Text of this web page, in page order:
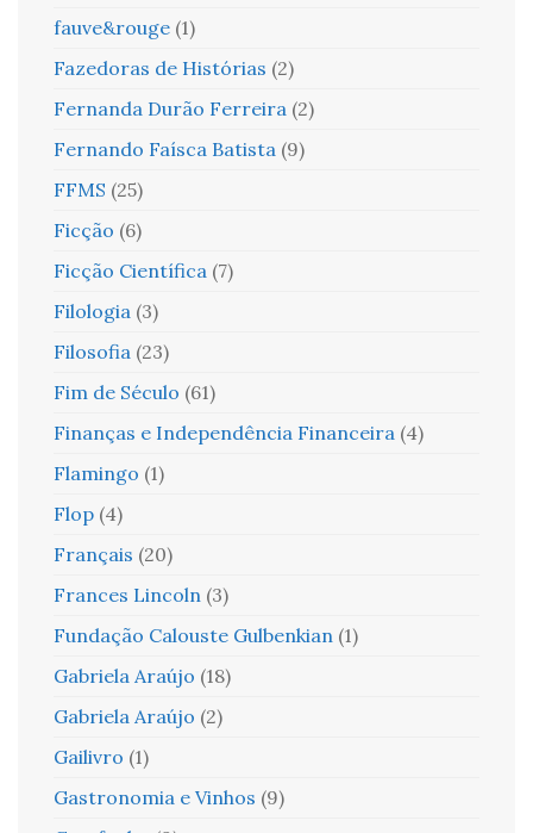
fauve&rouge (1)
Fazedoras de Histórias (2)
Fernanda Durão Ferreira (2)
Fernando Faísca Batista (9)
FFMS (25)
Ficção (6)
Ficção Científica (7)
Filologia (3)
Filosofia (23)
Fim de Século (61)
Finanças e Independência Financeira (4)
Flamingo (1)
Flop (4)
Français (20)
Frances Lincoln (3)
Fundação Calouste Gulbenkian (1)
Gabriela Araújo (18)
Gabriela Araújo (2)
Gailivro (1)
Gastronomia e Vinhos (9)